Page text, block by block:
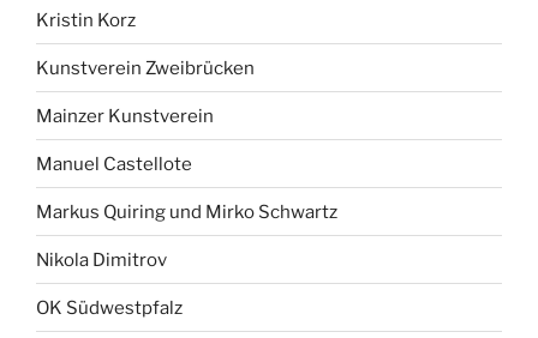
Kristin Korz
Kunstverein Zweibrücken
Mainzer Kunstverein
Manuel Castellote
Markus Quiring und Mirko Schwartz
Nikola Dimitrov
OK Südwestpfalz